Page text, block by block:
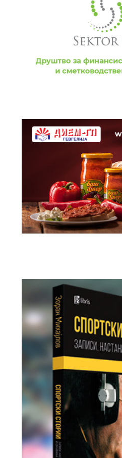
Почна делењето бесплатни
картички за патарина на
српските...